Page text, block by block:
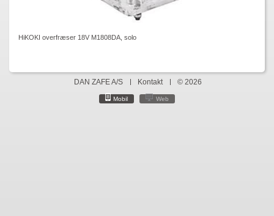
HiKOKI overfræser 18V M1808DA, solo
DAN ZAFE A/S Kontakt © 2026
Mobil Web